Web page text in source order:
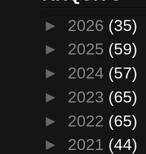
► 2026 (35)
► 2025 (59)
► 2024 (57)
► 2023 (65)
► 2022 (65)
► 2021 (44)